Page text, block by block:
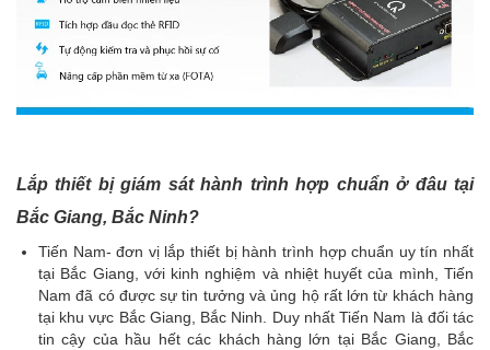
Lắp thiết bị giám sát hành trình hợp chuẩn ở đâu tại
Bắc Giang, Bắc Ninh?
Tiến Nam- đơn vị lắp thiết bị hành trình hợp chuẩn uy tín nhất
tại Bắc Giang, với kinh nghiệm và nhiệt huyết của mình, Tiến
Nam đã có được sự tin tưởng và ủng hộ rất lớn từ khách hàng
tại khu vực Bắc Giang, Bắc Ninh. Duy nhất Tiến Nam là đối tác
tin cậy của hầu hết các khách hàng lớn tại Bắc Giang, Bắc